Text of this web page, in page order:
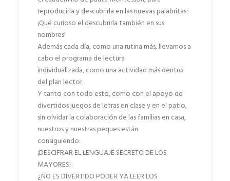
reproducirla y descubrirla en las nuevas palabritas:
¡Qué curioso el descubrirla también en sus
nombres!
Además cada día, como una rutina más, llevamos a
cabo el programa de lectura
individualizada, como una actividad más dentro
del plan lector.
Y tanto con todo esto, como con el apoyo de
divertidos juegos de letras en clase y en el patio,
sin olvidar la colaboración de las familias en casa,
nuestros y nuestras peques están
consiguiendo:
¡DESCIFRAR EL LENGUAJE SECRETO DE LOS
MAYORES!
¿NO ES DIVERTIDO PODER YA LEER LOS